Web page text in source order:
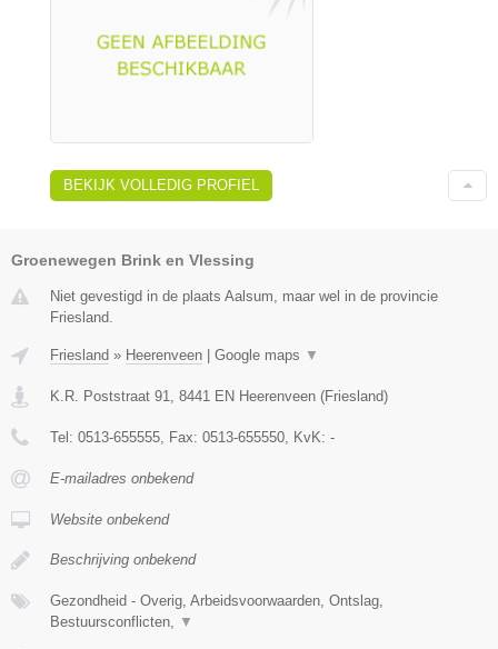
BEKIJK VOLLEDIG PROFIEL
Groenewegen Brink en Vlessing
Niet gevestigd in de plaats Aalsum, maar wel in de provincie
Friesland.
Friesland » Heerenveen Google maps ▼
K.R. Poststraat 91 8441 EN Heerenveen (Friesland)
Tel: 0513-655555 , Fax: 0513-655550 , KvK: -
E-mailadres onbekend
Website onbekend
Beschrijving onbekend
Gezondheid - Overig, Arbeidsvoorwaarden, Ontslag,
Bestuursconflicten,
▼